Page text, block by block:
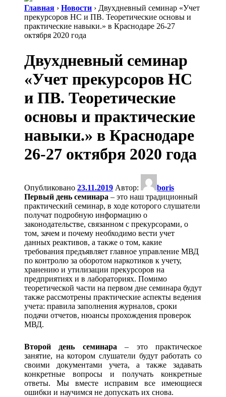
Главная › Новости › Двухдневный семинар «Учет
прекурсоров НС и ПВ. Теоретические основы и
практические навыки.» в Краснодаре 26-27
октября 2020 года
Двухдневный семинар
«Учет прекурсоров НС
и ПВ. Теоретические
основы и практические
навыки.» в Краснодаре
26-27 октября 2020 года
Опубликовано 23.11.2019 Автор:
boris
Первый день семинара – это наш традиционный
практический семинар, в ходе которого слушатели
получат подробную информацию о
законодательстве, связанном с прекурсорами, о
том, зачем и почему необходимо вести учет
данных реактивов, а также о том, какие
требования предъявляет главное управление МВД
по контролю за оборотом наркотиков к учету,
хранению и утилизации прекурсоров на
предприятиях и в лабораториях. Помимо
теоретической части на первом дне семинара будут
также рассмотрены практические аспекты ведения
учета: правила заполнения журналов, сроки
подачи отчетов, нюансы прохождения проверок
МВД.
Второй день семинара – это практическое
занятие, на котором слушатели будут работать со
своими документами учета, а также задавать
конкретные вопросы и получать конкретные
ответы. Мы вместе исправим все имеющиеся
ошибки и научимся не допускать их снова.